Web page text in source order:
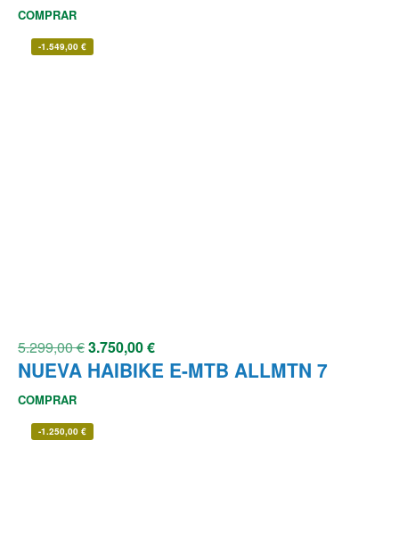
COMPRAR
-1.549,00 €
5.299,00€3.750,00€
NUEVA HAIBIKE E-MTB ALLMTN 7
COMPRAR
-1.250,00 €